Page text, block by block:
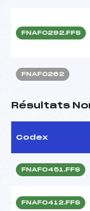
FNAF0292.FFS
FNAF0262
Résultats
Codex
FNAF0451.FFS
FNAF0412.FFS